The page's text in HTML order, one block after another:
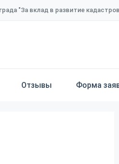
"За вклад в развитие
Отзывы Форма